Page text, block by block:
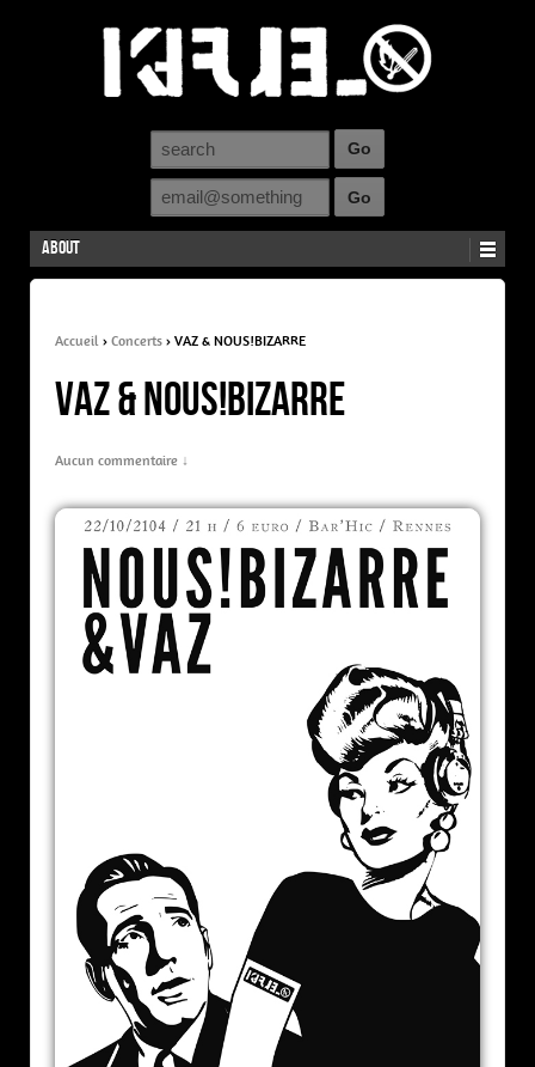
About
Accueil › Concerts › VAZ & NOUS!BIZARRE
VAZ & NOUS!BIZARRE
Aucun commentaire ↓